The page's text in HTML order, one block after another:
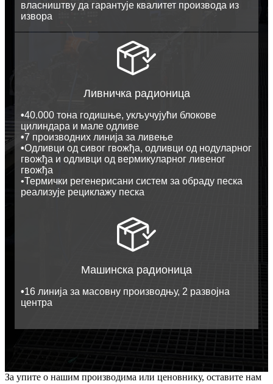
власништву да гарантује квалитет производа из
извора
Ливничка радионица
•40.000 тона годишње, укључујући блокове
цилиндара и мале одливе
•7 производних линија за ливење
•Одливци од сивог гвожђа, одливци од нодуларног
гвожђа и одливци од вермикуларног ливеног
гвожђа
•Термички регенерисани систем за обраду песка
реализује рециклажу песка
Машинска радионица
•16 линија за масовну производњу, 2 развојна
центра
За упите о нашим производима или ценовнику, оставите нам